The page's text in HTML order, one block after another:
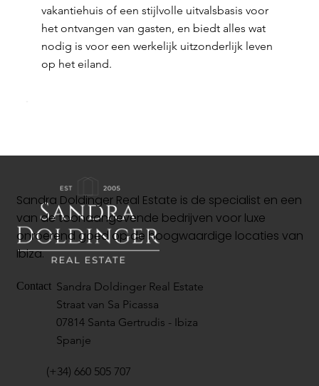
vakantiehuis of een stijlvolle uitvalsbasis voor
het ontvangen van gasten, en biedt alles wat
nodig is voor een werkelijk uitzonderlijk leven
op het eiland.
Sandra Doldinger Real Estate is de specialist en een
van de toonaangevende bedrijven voor luxe
onroerend goed op de hoogwaardige locaties van
Ibiza.
Contact Sandra Doldinger Real Estate
Straat van Sa Picassa
07814 Santa Gertrudis - Ibiza
Spanje
(+34) 660 505 707